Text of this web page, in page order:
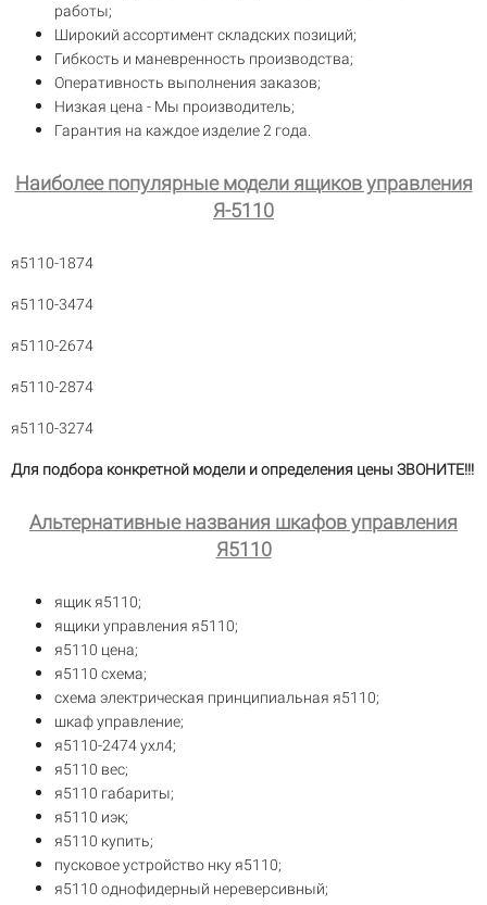
работы;
Широкий ассортимент складских позиций;
Гибкость и маневренность производства;
Оперативность выполнения заказов;
Низкая цена - Мы производитель;
Гарантия на каждое изделие 2 года.
Наиболее популярные модели ящиков управления
Я-5110
я5110-1874
я5110-3474
я5110-2674
я5110-2874
я5110-3274
Для подбора конкретной модели и определения цены ЗВОНИТЕ!!!
Альтернативные названия шкафов управления
Я5110
ящик я5110;
ящики управления я5110;
я5110 цена;
я5110 схема;
схема электрическая принципиальная я5110;
шкаф управление;
я5110-2474 ухл4;
я5110 вес;
я5110 габариты;
я5110 иэк;
я5110 купить;
пусковое устройство нку я5110;
я5110 однофидерный нереверсивный;